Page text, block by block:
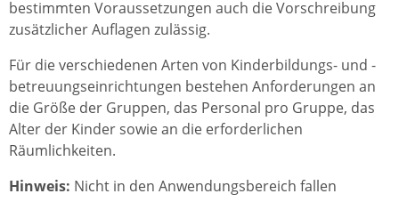
bestimmten Voraussetzungen auch die Vorschreibung
zusätzlicher Auflagen zulässig.
Für die verschiedenen Arten von Kinderbildungs- und -
betreuungseinrichtungen bestehen Anforderungen an
die Größe der Gruppen, das Personal pro Gruppe, das
Alter der Kinder sowie an die erforderlichen
Räumlichkeiten.
Hinweis: Nicht in den Anwendungsbereich fallen